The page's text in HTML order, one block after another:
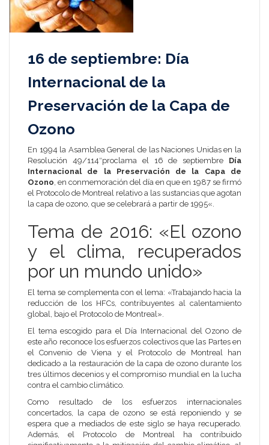
16 de septiembre: Día
Internacional de la
Preservación de la Capa de
Ozono
En 1994 la Asamblea General de las Naciones Unidasen la
Resolución 49/114″proclama el 16 de septiembre
Día
Internacional de la Preservación de la Capa de
Ozono, en conmemoración del día en que en 1987 se firmó
el Protocolo de Montreal relativo a las sustancias que agotan
la capa de ozono, que se celebrará a partir de 1995«.
Tema de 2016: «El ozono
y el clima, recuperados
por un mundo unido»
El tema se complementa con el lema: «Trabajando hacia la
reducción de los HFCs, contribuyentes al calentamiento
global, bajo el Protocolo de Montreal».
El tema escogido para el Día Internacional del Ozono de
este año reconoce los esfuerzos colectivos que las Partes en
el Convenio de Viena y el Protocolo de Montreal han
dedicado a la restauración de la capa de ozono durante los
tres últimos decenios y el compromiso mundial en la lucha
contra el cambio climático.
Como resultado de los esfuerzos internacionales
concertados, la capa de ozono se está reponiendo y se
espera que a mediados de este siglo se haya recuperado.
Además, el Protocolo de Montreal ha contribuido